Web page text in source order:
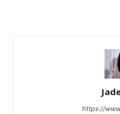
https://